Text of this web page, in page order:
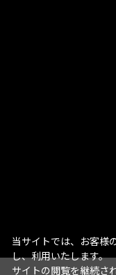
当サイトでは、お客様
し、利用いたします。
サイトの閲覧を継続さ